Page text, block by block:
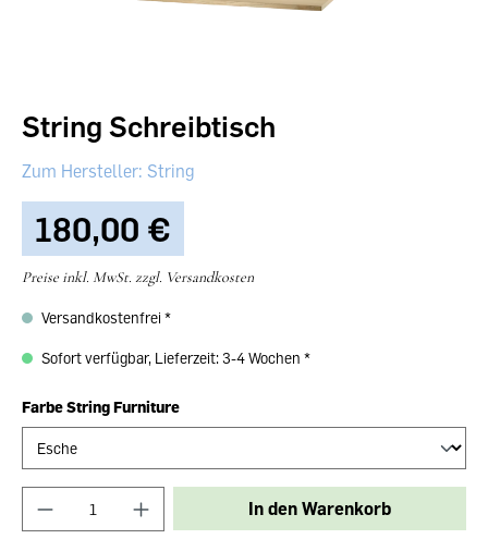
String Schreibtisch
String
180,00 €‎
Preise inkl. MwSt. zzgl. Versandkosten
Versandkostenfrei
Sofort verfügbar, Lieferzeit: 3-4 Wochen
Farbe String Furniture
In den Warenkorb